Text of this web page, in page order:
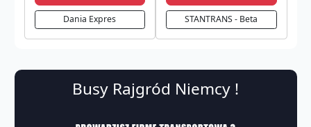
Dania Expres STANTRANS - Beta
Busy Rajgród Niemcy !